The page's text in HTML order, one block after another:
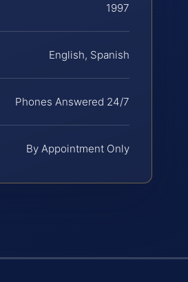
1997
English, Spanish
Phones Answered 24/7
By Appointment Only